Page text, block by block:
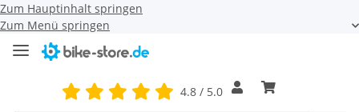
Zum Hauptinhalt springen
Zum Menü springen
4.8 / 5.0